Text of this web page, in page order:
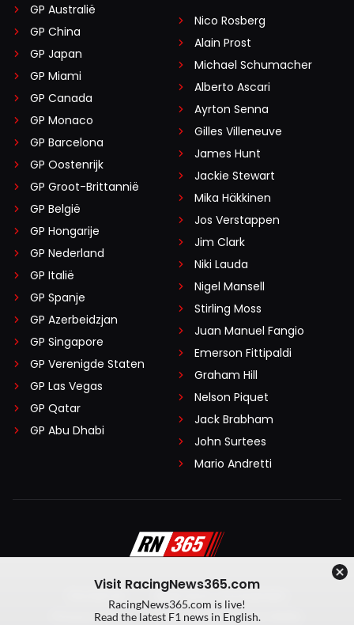
GP Australië
GP China
GP Japan
GP Miami
GP Canada
GP Monaco
GP Barcelona
GP Oostenrijk
GP Groot-Brittannië
GP België
GP Hongarije
GP Nederland
GP Italië
GP Spanje
GP Azerbeidzjan
GP Singapore
GP Verenigde Staten
GP Las Vegas
GP Qatar
GP Abu Dhabi
Nico Rosberg
Alain Prost
Michael Schumacher
Alberto Ascari
Ayrton Senna
Gilles Villeneuve
James Hunt
Jackie Stewart
Mika Häkkinen
Jos Verstappen
Jim Clark
Niki Lauda
Nigel Mansell
Stirling Moss
Juan Manuel Fangio
Emerson Fittipaldi
Graham Hill
Nelson Piquet
Jack Brabham
John Surtees
Mario Andretti
Algemene voorwaarden
Privacy Policy
Created by On Your Marks
Visit RacingNews365.com
RacingNews365.com is live!
Read the latest F1 news in English.